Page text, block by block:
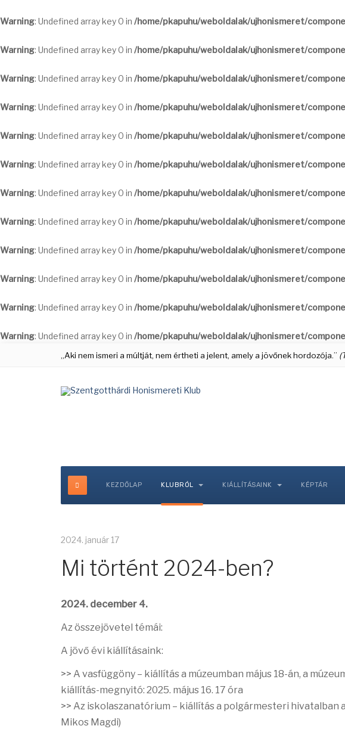
Warning: Undefined array key 0 in /home/pkapuhu/weboldalak/ujhonismeret/
Warning: Undefined array key 0 in /home/pkapuhu/weboldalak/ujhonismeret/
Warning: Undefined array key 0 in /home/pkapuhu/weboldalak/ujhonismeret/
Warning: Undefined array key 0 in /home/pkapuhu/weboldalak/ujhonismeret/
Warning: Undefined array key 0 in /home/pkapuhu/weboldalak/ujhonismeret/
Warning: Undefined array key 0 in /home/pkapuhu/weboldalak/ujhonismeret/
Warning: Undefined array key 0 in /home/pkapuhu/weboldalak/ujhonismeret/
Warning: Undefined array key 0 in /home/pkapuhu/weboldalak/ujhonismeret/
Warning: Undefined array key 0 in /home/pkapuhu/weboldalak/ujhonismeret/
Warning: Undefined array key 0 in /home/pkapuhu/weboldalak/ujhonismeret/
Warning: Undefined array key 0 in /home/pkapuhu/weboldalak/ujhonismeret/
Warning: Undefined array key 0 in /home/pkapuhu/weboldalak/ujhonismeret/
„Aki nem ismeri a múltját, nem értheti a jelent, amely a jövőnek hordozója.”
KEZDŐLAP KLUBRÓL KIÁLLÍTÁSAINK KÉPTÁR
2024. január 17
Mi történt 2024-ben?
2024. december 4.
Az összejövetel témái:
A jövő évi kiállításaink:
>> A vasfüggöny – kiállítás a múzeumban május 18-án, a
kiállítás-megnyitó: 2025. május 16. 17 óra
>> Az iskolaszanatórium – kiállítás a polgármesteri hivatalban
Mikos Magdi)